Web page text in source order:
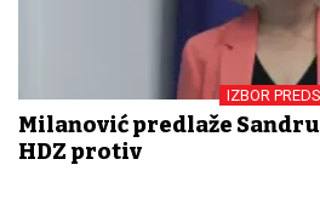
IZBOR
Milanović predlaže
HDZ protiv